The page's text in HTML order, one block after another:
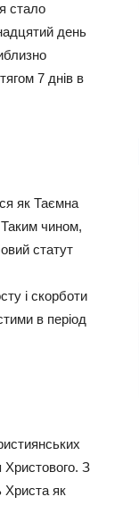
стало
день
7 днів в
як Таємна
чином,
статут
і скорботи
в період
Христового. З
Христа як